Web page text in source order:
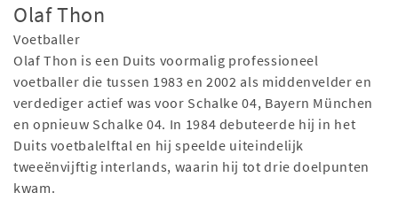
Olaf Thon
Voetballer
Olaf Thon is een Duits voormalig professioneel
voetballer die tussen 1983 en 2002 als middenvelder en
verdediger actief was voor Schalke 04, Bayern München
en opnieuw Schalke 04. In 1984 debuteerde hij in het
Duits voetbalelftal en hij speelde uiteindelijk
tweeënvijftig interlands, waarin hij tot drie doelpunten
kwam.